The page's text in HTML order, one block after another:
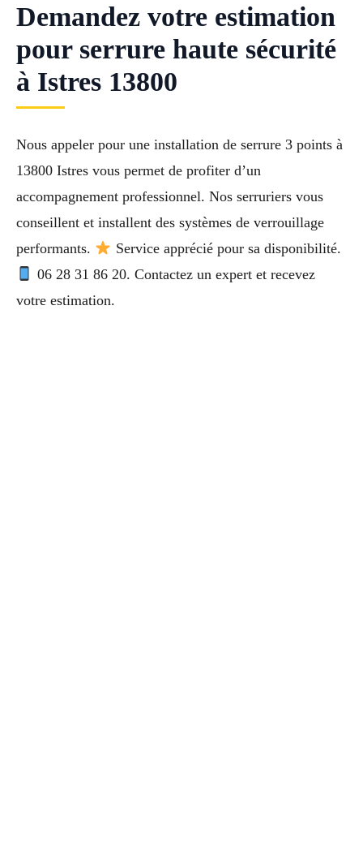
Demandez votre estimation
pour serrure haute sécurité
à Istres 13800
Nous appeler pour une installation de serrure 3 points à
13800 Istres vous permet de profiter d’un
accompagnement professionnel. Nos serruriers vous
conseillent et installent des systèmes de verrouillage
performants.
Service apprécié pour sa disponibilité.
06 28 31 86 20. Contactez un expert et recevez
votre estimation.